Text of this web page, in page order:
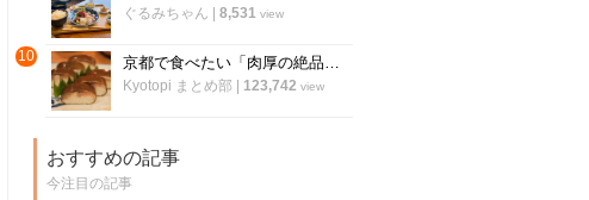
ぐるみちゃん 8,531 view
10 京都で食べたい「肉厚の絶品さば寿司」厳選9店！老舗や定番から穴場まで【まとめ】
Kyotopi まとめ部 123,742 view
おすすめの記事
今注目の記事